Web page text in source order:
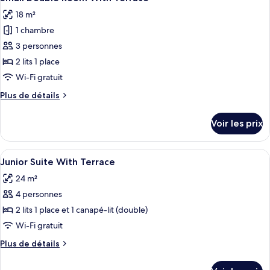
Small
Double
Room
toutes
les
photos
pour
ce
type
chambre :
Room
With
Terrace
18 m²
1 chambre
3 personnes
2 lits 1 place
Wi-Fi gratuit
Plus de détails
Plus
le
type
de
Small
Double
With
Terrace
Voir les prix
Afficher
toutes
les
photos
pour
ce
type
de
Junior Suite With Terrace | Coffres-
1
Junior Suite With Terrace
24 m²
4 personnes
2 lits 1 place et 1 canapé-lit (double)
Wi-Fi gratuit
Plus de détails
Plus